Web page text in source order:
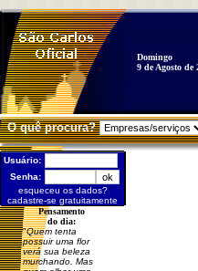
Domingo
9 de Agosto de
O quê procura?
Usuário:
Senha:
esqueceu os dados?
cadastre-se gratuitamente
Pensamento
do dia:
"Quem tenta
possuir uma flor
verá sua beleza
murchando. Mas